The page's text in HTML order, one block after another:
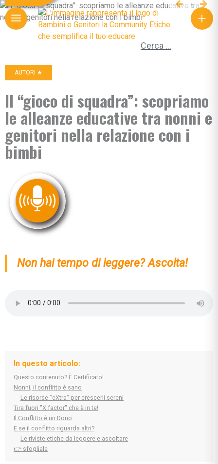
+
Ricerca per:
AUTORI ★
Il “gioco di squadra”: scopriamo
le alleanze educative tra nonni e
genitori nella relazione con i
bimbi
Non hai tempo di leggere? Ascolta!
In questo articolo:
Questo contenuto? È Certificato!
Nonni, il conflitto è sano
Le risorse "eXtra" per crescerli sereni
Tira fuori "X factor" che è in te!
Il Conflitto è un Dono
E se il conflitto riguarda altri?
Le riviste etiche da leggere e ascoltare
👉 sfogliale